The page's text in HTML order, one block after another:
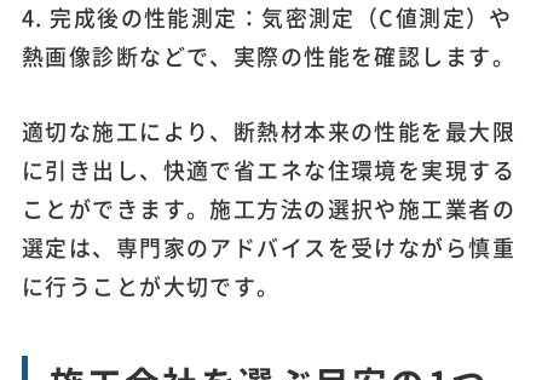
4. 完成後の性能測定：気密測定（C値測定）や
熱画像診断などで、実際の性能を確認します。
適切な施工により、断熱材本来の性能を最大限
に引き出し、快適で省エネな住環境を実現する
ことができます。施工方法の選択や施工業者の
選定は、専門家のアドバイスを受けながら慎重
に行うことが大切です。